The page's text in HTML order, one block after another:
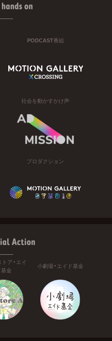
on
PODCAST番組
社会を動かすかけ声
プロダクション
Action
ア・エイ
基金
小劇場・エイド基金